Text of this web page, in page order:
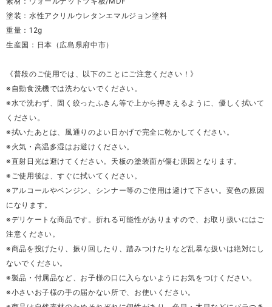
塗装：水性アクリルウレタンエマルジョン塗料
重量：12g
生産国：日本（広島県府中市）
《普段のご使用では、以下のことにご注意ください！》
※自動食洗機では洗わないでください。
※水で洗わず、固く絞ったふきん等で上から押さえるように、優しく拭いて
ください。
※拭いたあとは、風通りのよい日かげで完全に乾かしてください。
※火気・高温多湿はお避けください。
※直射日光は避けてください。天板の塗装面が傷む原因となります。
※ご使用後は、すぐに拭いてください。
※アルコールやベンジン、シンナー等のご使用は避けて下さい。変色の原因
になります。
※デリケートな商品です。折れる可能性がありますので、お取り扱いにはご
注意ください。
※商品を投げたり、振り回したり、踏みつけたりなど乱暴な扱いは絶対にし
ないでください。
※製品・付属品など、お子様の口に入らないようにお気をつけください。
※小さいお子様の手の届かない所で、お使いください。